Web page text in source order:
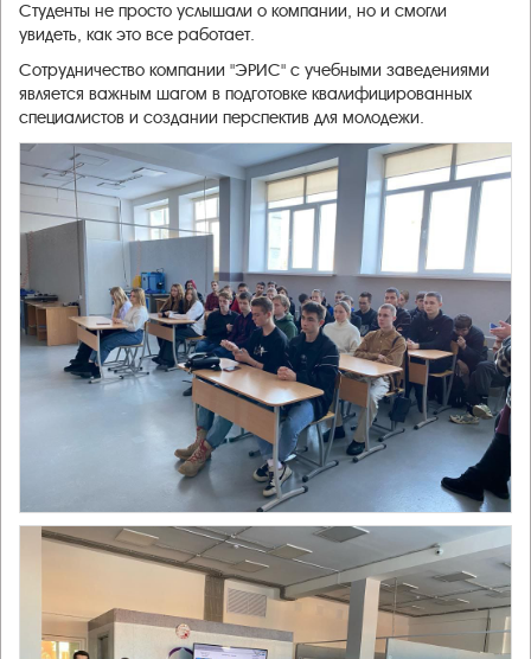
Студенты не просто услышали о компании, но и смогли
увидеть, как это все работает.
Сотрудничество компании "ЭРИС" с учебными заведениями
является важным шагом в подготовке квалифицированных
специалистов и создании перспектив для молодежи.